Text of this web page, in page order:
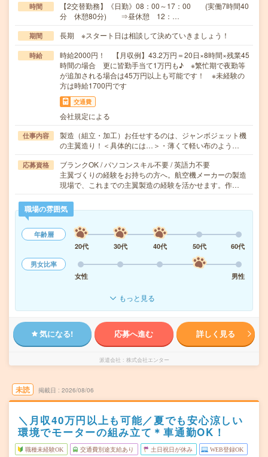
時間
【2交替勤務】《日勤》08：00～17：00 (実働7時間40
分 休憩80分) ⇒昼休憩 12：…
期間 長期 ※スタート日は相談して決めていきましょう！
時給
時給2000円！ 【月収例】43.2万円＝20日×8時間×残業45
時間の場合 更に皆勤手当て1万円も♪ ※繁忙期で夜勤等
が追加される場合は45万円以上も可能です！ ※未経験の
方は時給1700円です
交通費
会社規定による
仕事内容
製造（組立・加工）お任せするのは、ジャンボジェット機
の主翼造り！＜具体的には…＞・薄くて軽い布のよう…
応募資格
ブランクOK / パソコンスキル不要 / 英語力不要
主翼づくりの経験をお持ちの方へ。航空機メーカーの製造
現場で、これまでの主翼製造の経験を活かせます。作…
職場の雰囲気
年齢層
20代
30代 40代 50代
60代
男女比率
女性
男性
もっと見る
気になる! 応募へ進む 詳しく見る
派遣会社 株式会社エンター
未読 掲載日 2026/08/06
＼月収40万円以上も可能／夏でも安心涼しい
環境でモーターの組み立て＊車通勤OK！
職種未経験OK 交通費別途支給あり 土日祝日が休み WEB登録OK